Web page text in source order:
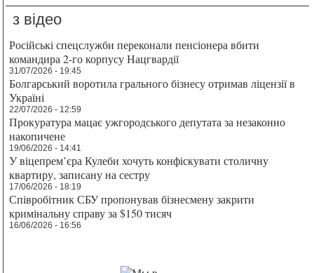
з відео
Російські спецслужби переконали пенсіонера вбити
командира 2-го корпусу Нацгвардії
31/07/2026 - 19:45
Болгарський воротила грального бізнесу отримав ліцензії в
Україні
22/07/2026 - 12:59
Прокуратура мацає ужгородського депутата за незаконно
накопичене
19/06/2026 - 14:41
У віцепрем’єра Кулеби хочуть конфіскувати столичну
квартиру, записану на сестру
17/06/2026 - 18:19
Співробітник СБУ пропонував бізнесмену закрити
кримінальну справу за $150 тисяч
16/06/2026 - 16:56